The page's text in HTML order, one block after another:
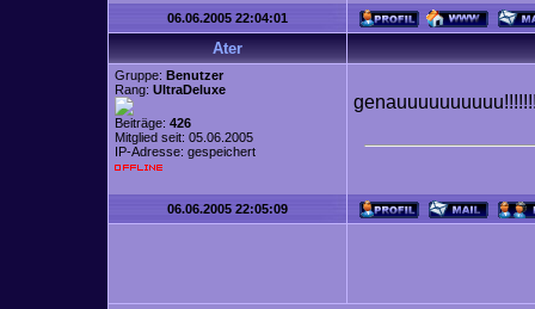
06.06.2005 22:04:01
Ater
Gruppe: Benutzer
Rang: UltraDeluxe
Beiträge: 426
Mitglied seit: 05.06.2005
IP-Adresse: gespeichert
06.06.2005 22:05:09